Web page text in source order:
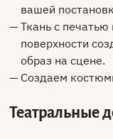
вашей
Ткань с
поверхности
образ на сцене.
Создаем
Театральные